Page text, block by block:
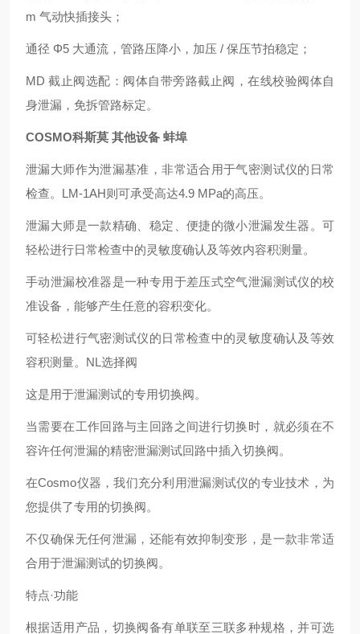
m 气动快插接头；
通径 Φ5 大通流，管路压降小，加压 / 保压节拍稳定；
MD 截止阀选配：阀体自带旁路截止阀，在线校验阀体自
身泄漏，免拆管路标定。
COSMO科斯莫 其他设备 蚌埠
泄漏大师作为泄漏基准，非常适合用于气密测试仪的日常
检查。LM-1AH则可承受高达4.9 MPa的高压。
泄漏大师是一款精确、稳定、便捷的微小泄漏发生器。可
轻松进行日常检查中的灵敏度确认及等效内容积测量。
手动泄漏校准器是一种专用于差压式空气泄漏测试仪的校
准设备，能够产生任意的容积变化。
可轻松进行气密测试仪的日常检查中的灵敏度确认及等效
容积测量。NL选择阀
这是用于泄漏测试的专用切换阀。
当需要在工作回路与主回路之间进行切换时，就必须在不
容许任何泄漏的精密泄漏测试回路中插入切换阀。
在Cosmo仪器，我们充分利用泄漏测试仪的专业技术，为
您提供了专用的切换阀。
不仅确保无任何泄漏，还能有效抑制变形，是一款非常适
合用于泄漏测试的切换阀。
特点·功能
根据适用产品，切换阀备有单联至三联多种规格，并可选